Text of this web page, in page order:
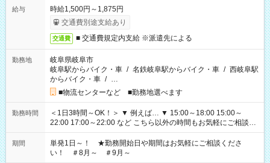
給与
時給1,500円～1,875円
交通費別途支給あり
交通費 ■ 交通費規定内支給 ※派遣先による
勤務地
岐阜県岐阜市
岐阜駅からバイク・車 / 名鉄岐阜駅からバイク・車 / 西岐阜駅
からバイク・車 / …
■物流センターなど ■勤務地選べます
勤務時間
＜1日3時間～OK！＞ ▼ 例えば… ▼ 15:00～18:00 15:00～
22:00 17:00～22:00 など こちら以外の時間もお気軽にご相談く
ださい！
期間
単発1日～！ ★勤務開始日や期間はお気軽にご相談くださ
い！ ＃8月～ ＃9月～